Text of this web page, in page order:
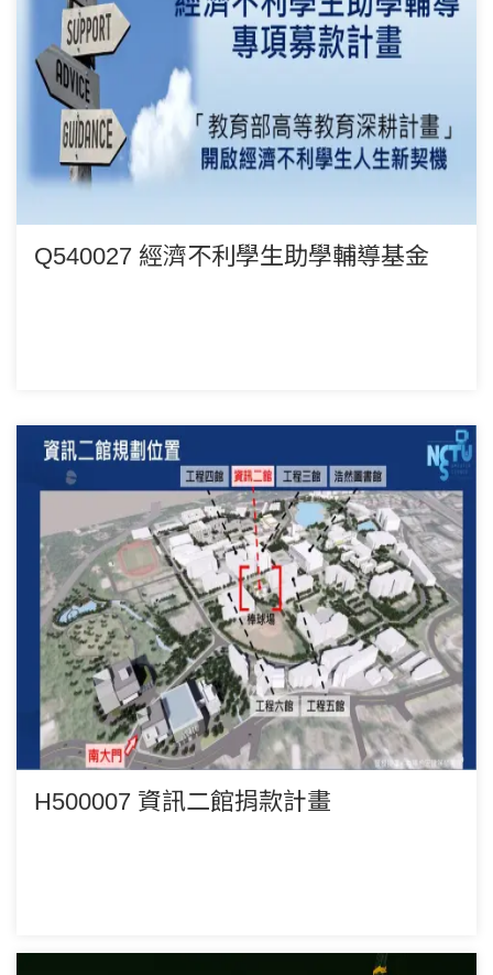
Q540027 經濟不利學生助學輔導基金
H500007 資訊二館捐款計畫